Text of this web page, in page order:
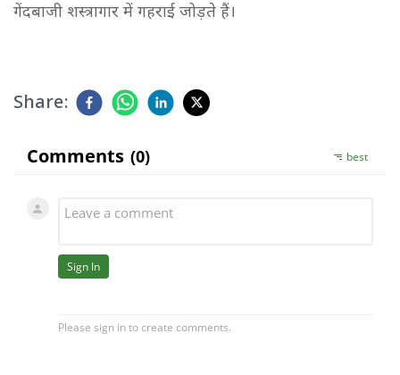
गेंदबाजी शस्त्रागार में गहराई जोड़ते हैं।
Share: